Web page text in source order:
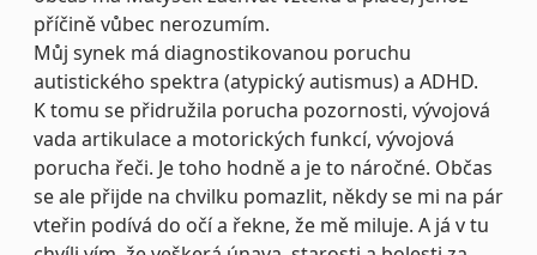
příčině vůbec nerozumím.
Můj synek má diagnostikovanou poruchu
autistického spektra (atypický autismus) a ADHD.
K tomu se přidružila porucha pozornosti, vývojová
vada artikulace a motorických funkcí, vývojová
porucha řeči. Je toho hodně a je to náročné. Občas
se ale přijde na chvilku pomazlit, někdy se mi na pár
vteřin podívá do očí a řekne, že mě miluje. A já v tu